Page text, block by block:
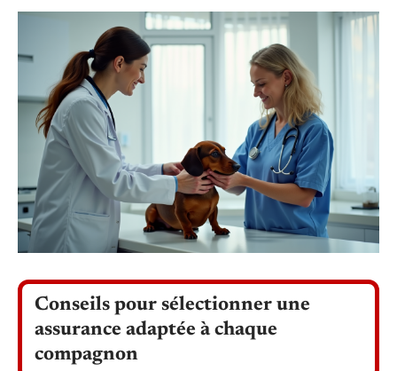
Conseils pour sélectionner une
assurance adaptée à chaque
compagnon